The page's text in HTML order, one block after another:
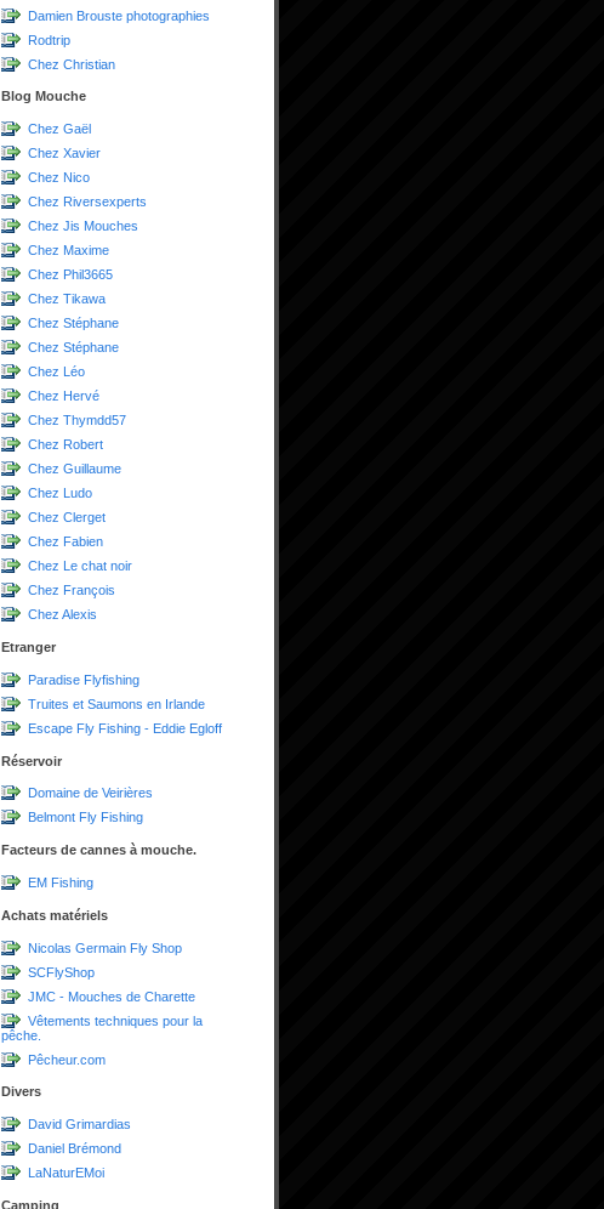
Damien Brouste photographies
Rodtrip
Chez Christian
Blog Mouche
Chez Gaël
Chez Xavier
Chez Nico
Chez Riversexperts
Chez Jis Mouches
Chez Maxime
Chez Phil3665
Chez Tikawa
Chez Stéphane
Chez Stéphane
Chez Léo
Chez Hervé
Chez Thymdd57
Chez Robert
Chez Guillaume
Chez Ludo
Chez Clerget
Chez Fabien
Chez Le chat noir
Chez François
Chez Alexis
Etranger
Paradise Flyfishing
Truites et Saumons en Irlande
Escape Fly Fishing - Eddie Egloff
Réservoir
Domaine de Veirières
Belmont Fly Fishing
Facteurs de cannes à mouche.
EM Fishing
Achats matériels
Nicolas Germain Fly Shop
SCFlyShop
JMC - Mouches de Charette
Vêtements techniques pour la
pêche.
Pêcheur.com
Divers
David Grimardias
Daniel Brémond
LaNaturEMoi
Camping